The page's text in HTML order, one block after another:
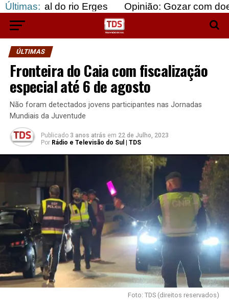
Últimas:
do rio Erges Opinião: Gozar com doentes e
ÚLTIMAS
Fronteira do Caia com fiscalização
especial até 6 de agosto
Não foram detectados jovens participantes nas Jornadas
Mundiais da Juventude
Publicado 3 anos atrás em 22 de Julho, 2023
Por Rádio e Televisão do Sul | TDS
Foto: TDS (direitos reservados)